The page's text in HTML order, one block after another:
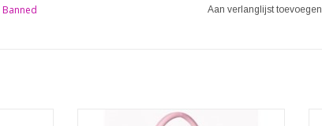
Banned Aan verlanglijst toevoegen
Een tas met strik is nooit saai. Vooral een